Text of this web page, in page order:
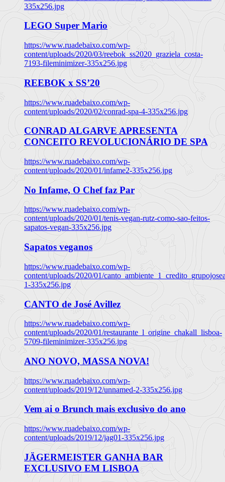
335x256.jpg
LEGO Super Mario
https://www.ruadebaixo.com/wp-
content/uploads/2020/03/reebok_ss2020_graziela_costa-
7193-fileminimizer-335x256.jpg
REEBOK x SS’20
https://www.ruadebaixo.com/wp-
content/uploads/2020/02/conrad-spa-4-335x256.jpg
CONRAD ALGARVE APRESENTA
CONCEITO REVOLUCIONÁRIO DE SPA
https://www.ruadebaixo.com/wp-
content/uploads/2020/01/infame2-335x256.jpg
No Infame, O Chef faz Par
https://www.ruadebaixo.com/wp-
content/uploads/2020/01/tenis-vegan-rutz-como-sao-feitos-
sapatos-vegan-335x256.jpg
Sapatos veganos
https://www.ruadebaixo.com/wp-
content/uploads/2020/01/
1-335x256.jpg
CANTO de José Avillez
https://www.ruadebaixo.com/wp-
content/uploads/2020/01/restaurante_l_origine_chakall_lisboa-
5709-fileminimizer-335x256.jpg
ANO NOVO, MASSA NOVA!
https://www.ruadebaixo.com/wp-
content/uploads/2019/12/unnamed-2-335x256.jpg
Vem ai o Brunch mais exclusivo do ano
https://www.ruadebaixo.com/wp-
content/uploads/2019/12/jag01-335x256.jpg
JÄGERMEISTER GANHA BAR
EXCLUSIVO EM LISBOA